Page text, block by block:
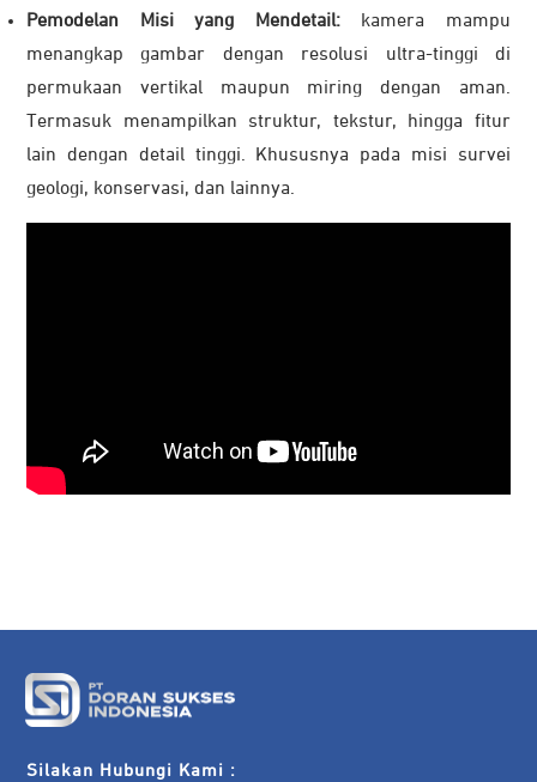
Pemodelan Misi yang Mendetail: kamera mampu
menangkap gambar dengan resolusi ultra-tinggi di
permukaan vertikal maupun miring dengan aman.
Termasuk menampilkan struktur, tekstur, hingga fitur
lain dengan detail tinggi. Khususnya pada misi survei
geologi, konservasi, dan lainnya.
Silakan Hubungi Kami :